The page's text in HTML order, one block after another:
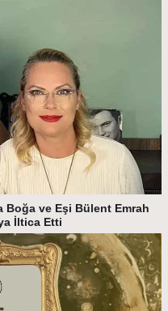
Boğa ve Eşi Bülent Emrah
İltica Etti